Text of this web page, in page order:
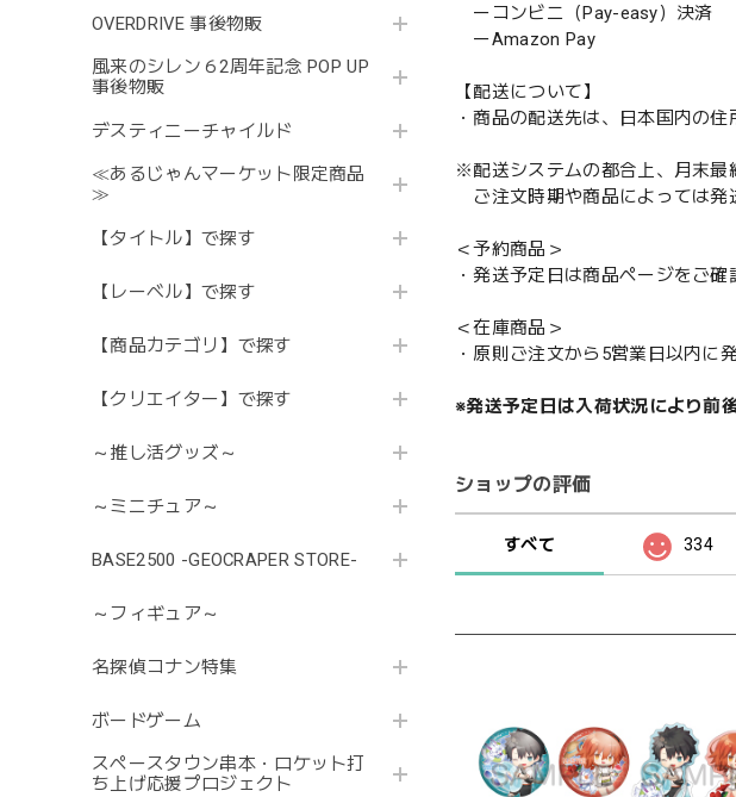
OVERDRIVE 事後物販
風来のシレン６2周年記念 POP UP
事後物販
デスティニーチャイルド
≪あるじゃんマーケット限定商品
≫
【タイトル】で探す
【レーベル】で探す
【商品カテゴリ】で探す
【クリエイター】で探す
～推し活グッズ～
～ミニチュア～
BASE2500 -GEOCRAPER STORE-
～フィギュア～
名探偵コナン特集
ボードゲーム
スペースタウン串本・ロケット打
ち上げ応援プロジェクト
ーコンビニ（Pay-easy）決済
ーAmazon Pay
【配送について】
・商品の配送先は、日本国内の住
※配送システムの都合上、月末最
ご注文時期や商品によっては発
＜予約商品＞
・発送予定日は商品ページをご確
＜在庫商品＞
・原則ご注文から5営業日以内に
※発送予定日は入荷状況により前
ショップの評価
すべて 334